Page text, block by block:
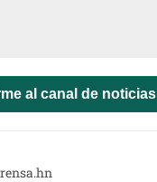
al canal de noticias